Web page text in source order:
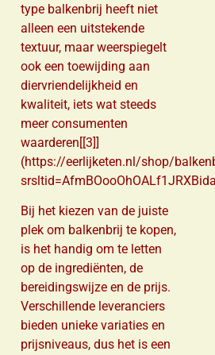
type balkenbrij heeft niet
alleen een uitstekende
textuur, maar weerspiegelt
ook een toewijding aan
diervriendelijkheid en
kwaliteit, iets wat steeds
meer consumenten
waarderen[[3]]
(https://eerlijketen.nl/shop/
Bij het kiezen van de juiste
plek om balkenbrij te kopen,
is het handig om te letten
op de ingrediënten, de
bereidingswijze en de prijs.
Verschillende leveranciers
bieden unieke variaties en
prijsniveaus, dus het is een